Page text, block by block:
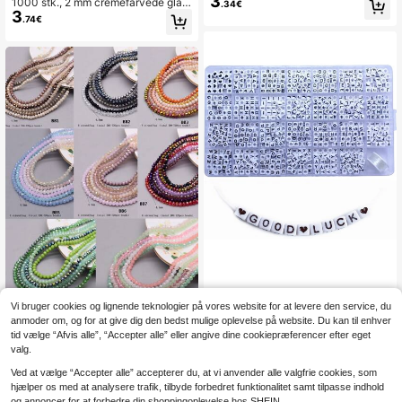
akrylperler til gør-det-selv armbånd
s-halskædeornamenter
3.74€
4 mm belægningsfarve 6 strenge/p
ose ca. 720 stk. perler Rondelle kry
stalglasperler facetslebne løse afst
andsperler til smykkefremstilling gø
defremstilling beklædningstilbehør
5.62€ -1% 5.68€
ærk, vasefyld, smykkefremstilling, b
.34€
1 æske 6x6 mm A-Z kube akryl alfa
bet bogstavperler til smykkefremstil
ling armbånd halskæder nøgleringe
til kvinder og piger
8.34€ 8.35€
Vi bruger cookies og lignende teknologier på vores website for at levere den service, du
anmoder om, og for at give dig den bedst mulige oplevelse på website. Du kan til enhver
tid vælge “Afvis alle”, “Accepter alle” eller angive dine cookiepræferencer efter eget
valg.
Ved at vælge “Accepter alle” accepterer du, at vi anvender alle valgfrie cookies, som
hjælper os med at analysere trafik, tilbyde forbedret funktionalitet samt tilpasse indhold